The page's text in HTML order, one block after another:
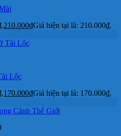
210.000₫Giá hiện tại là: 210.000₫.
Lộc
170.000₫Giá hiện tại là: 170.000₫.